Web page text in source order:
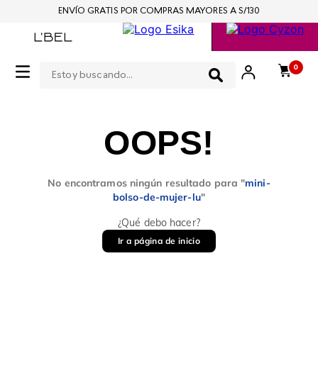
0
ENVÍO GRATIS POR COMPRAS MAYORES A S/130
OOPS!
No encontramos ningún resultado para "mini-
bolso-de-mujer-lu"
¿Qué debo hacer?
Ir a página de inicio